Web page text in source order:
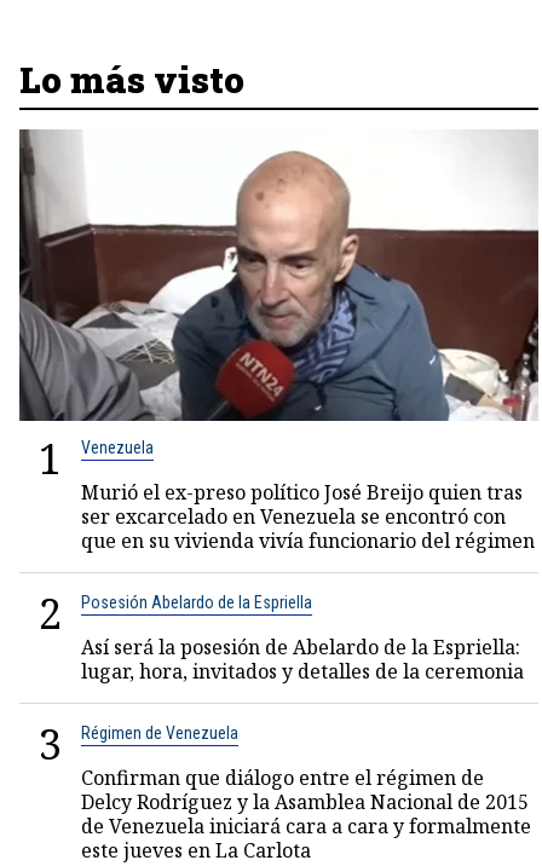
Lo más visto
1 Venezuela
Murió el ex-preso político José Breijo quien tras
ser excarcelado en Venezuela se encontró con
que en su vivienda vivía funcionario del régimen
2 Posesión Abelardo de la Espriella
Así será la posesión de Abelardo de la Espriella:
lugar, hora, invitados y detalles de la ceremonia
3 Régimen de Venezuela
Confirman que diálogo entre el régimen de
Delcy Rodríguez y la Asamblea Nacional de 2015
de Venezuela iniciará cara a cara y formalmente
este jueves en La Carlota